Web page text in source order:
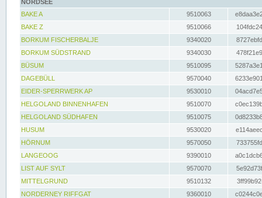
NORDSEE
BAKE A
9510063
BAKE Z
9510066
BORKUM FISCHERBALJE
9340020
BORKUM SÜDSTRAND
9340030
BÜSUM
9510095
DAGEBÜLL
9570040
EIDER-SPERRWERK AP
9530010
HELGOLAND BINNENHAFEN
9510070
HELGOLAND SÜDHAFEN
9510075
HUSUM
9530020
HÖRNUM
9570050
LANGEOOG
9390010
LIST AUF SYLT
9570070
MITTELGRUND
9510132
NORDERNEY RIFFGAT
9360010